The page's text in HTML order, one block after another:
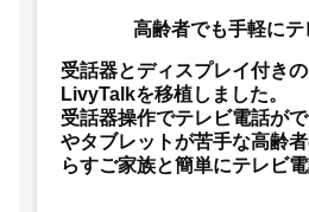
高齢者でも手軽に
受話器とディスプレイ付き
LivyTalkを移植しました。
受話器操作でテレビ電話が
やタブレットが苦手な高齢
らすご家族と簡単にテレビ電